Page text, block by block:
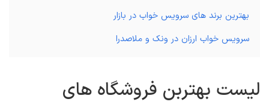
بهترین برند های سرویس خواب در بازار
سرویس خواب ارزان در ونک و ملاصدرا
لیست بهتربن فروشگاه های